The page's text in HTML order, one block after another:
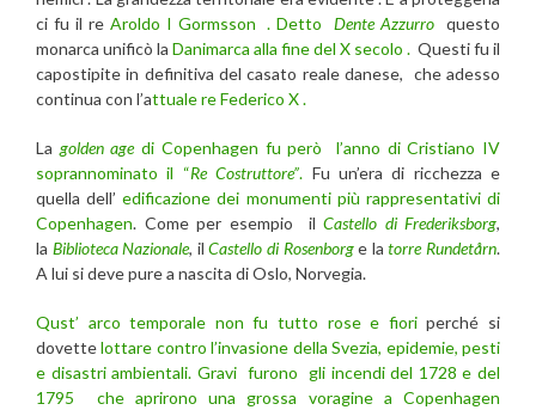
ci fu il re Aroldo I Gormsson .DettoDente Azzurro questo
monarca unificò la Danimarca alla fine del X secolo . Questi fu il
capostipite in definitiva del casato reale danese, che adesso
continua con l’attuale re Federico X .
La golden agedi Copenhagen fu però l’anno di Cristiano IV
soprannominato il “Re Costruttore”. Fu un’era di ricchezza e
quella dell’ edificazione dei monumenti più rappresentativi di
Copenhagen. Come per esempio il Castello di Frederiksborg,
la Biblioteca Nazionale, ilCastello di Rosenborge latorre Rundetårn.
A lui si deve pure a nascita di Oslo, Norvegia.
Qust’ arco temporale non fu tutto rose e fioriperché si
dovettelottare contro l’invasione della Svezia, epidemie, pesti
e disastri ambientali. Gravi furono gli incendi del 1728 e del
1795 che aprirono una grossa voragine a Copenhagen